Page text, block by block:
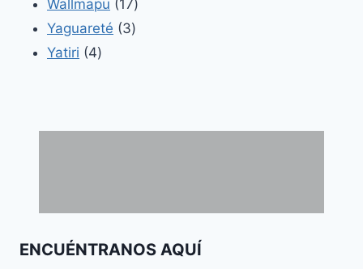
Wallmapu 1717
productos
Yaguareté 33
Yatiri 44
ENCUÉNTRANOS AQUÍ